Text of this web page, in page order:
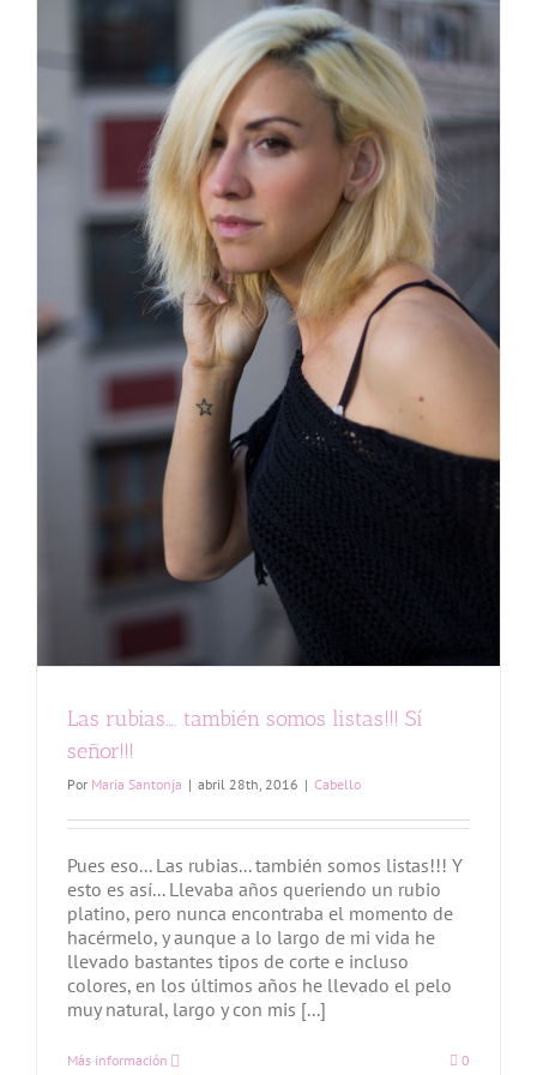
Las rubias…. también somos listas!!! Sí
señor!!!
Por Maria Santonja | abril 28th, 2016 | Cabello
Pues eso... Las rubias... también somos listas!!! Y
esto es así... Llevaba años queriendo un rubio
platino, pero nunca encontraba el momento de
hacérmelo, y aunque a lo largo de mi vida he
llevado bastantes tipos de corte e incluso
colores, en los últimos años he llevado el pelo
muy natural, largo y con mis [...]
Más información 0